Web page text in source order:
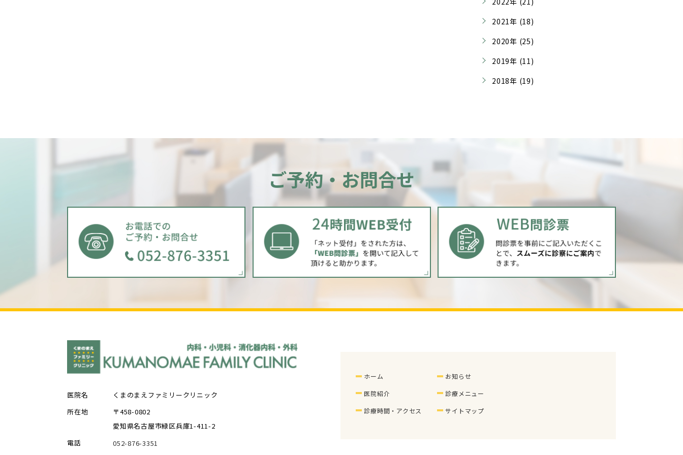
2021年 (18)
2020年 (25)
2019年 (11)
2018年 (19)
ご予約・お問合せ
医院名
くまのまえファミリークリニック
所在地
〒458-0802
愛知県名古屋市緑区兵庫1-411-2
電話
052-876-3351
ホーム
医院紹介
診療時間・アクセス
お知らせ
診療メニュー
サイトマップ